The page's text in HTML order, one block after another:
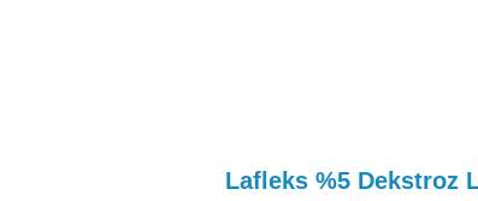
Lafleks %5 Dekstroz